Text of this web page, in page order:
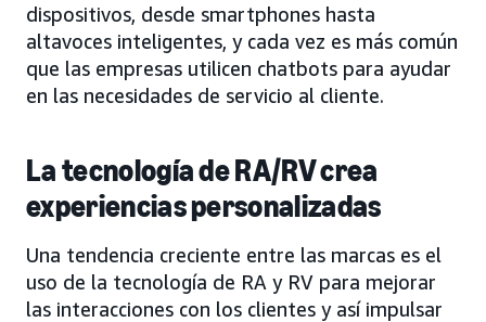
dispositivos, desde smartphones hasta
altavoces inteligentes, y cada vez es más común
que las empresas utilicen chatbots para ayudar
en las necesidades de servicio al cliente.
La tecnología de RA/RV crea
experiencias personalizadas
Una tendencia creciente entre las marcas es el
uso de la tecnología de RA y RV para mejorar
las interacciones con los clientes y así impulsar